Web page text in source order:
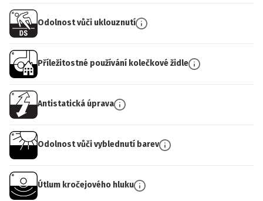
Odolnost vůči uklouznutí
Příležitostné používání kolečkové židle
Antistatická úprava
Odolnost vůči vyblednutí barev
Útlum kročejového hluku